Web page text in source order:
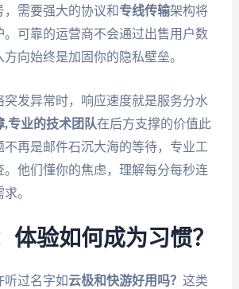
，需要强大的协议和专线传输架构将
。可靠的运营商不会通过出售用户数
向始终是加固你的隐私壁垒。
突发异常时，响应速度就是服务分水
,专业的技术团队在后方支撑的价值此
不再是邮件石沉大海的等待，专业工
。他们懂你的焦虑，理解每分每秒连
。
体验如何成为习惯？
听过名字如云极和快游好用吗？ 这类